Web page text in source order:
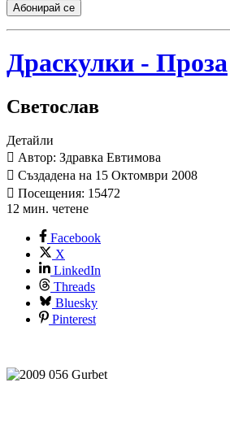
Абонирай се
Драскулки - Проза
Светослав
Детайли
Автор: Здравка Евтимова
Създадена на 15 Октомври 2008
Посещения: 15472
12 мин. четене
Facebook
X
LinkedIn
Threads
Bluesky
Pinterest